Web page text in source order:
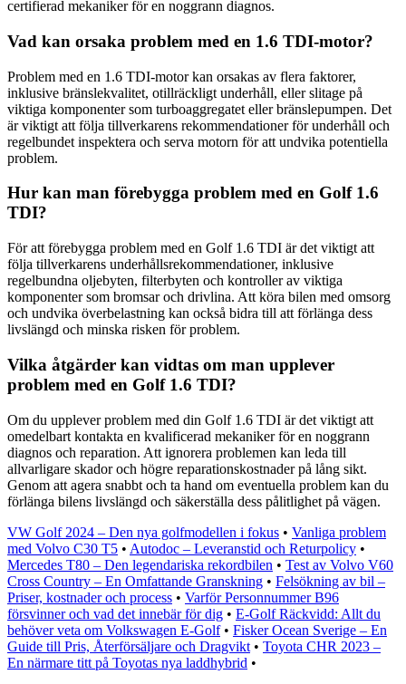
certifierad mekaniker för en noggrann diagnos.
Vad kan orsaka problem med en 1.6 TDI-motor?
Problem med en 1.6 TDI-motor kan orsakas av flera faktorer,
inklusive bränslekvalitet, otillräckligt underhåll, eller slitage på
viktiga komponenter som turboaggregatet eller bränslepumpen. Det
är viktigt att följa tillverkarens rekommendationer för underhåll och
regelbundet inspektera och serva motorn för att undvika potentiella
problem.
Hur kan man förebygga problem med en Golf 1.6
TDI?
För att förebygga problem med en Golf 1.6 TDI är det viktigt att
följa tillverkarens underhållsrekommendationer, inklusive
regelbundna oljebyten, filterbyten och kontroller av viktiga
komponenter som bromsar och drivlina. Att köra bilen med omsorg
och undvika överbelastning kan också bidra till att förlänga dess
livslängd och minska risken för problem.
Vilka åtgärder kan vidtas om man upplever
problem med en Golf 1.6 TDI?
Om du upplever problem med din Golf 1.6 TDI är det viktigt att
omedelbart kontakta en kvalificerad mekaniker för en noggrann
diagnos och reparation. Att ignorera problemen kan leda till
allvarligare skador och högre reparationskostnader på lång sikt.
Genom att agera snabbt och ta hand om eventuella problem kan du
förlänga bilens livslängd och säkerställa dess pålitlighet på vägen.
VW Golf 2024 – Den nya golfmodellen i fokus • Vanliga problem
med Volvo C30 T5 • Autodoc – Leveranstid och Returpolicy •
Mercedes T80 – Den legendariska rekordbilen • Test av Volvo V60
Cross Country – En Omfattande Granskning • Felsökning av bil –
Priser, kostnader och process • Varför Personnummer B96
försvinner och vad det innebär för dig • E-Golf Räckvidd: Allt du
behöver veta om Volkswagen E-Golf• Fisker Ocean Sverige – En
Guide till Pris, Återförsäljare och Dragvikt • Toyota CHR 2023 –
En närmare titt på Toyotas nya laddhybrid •